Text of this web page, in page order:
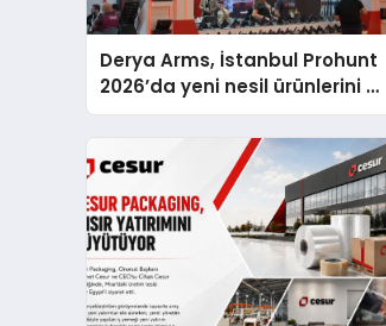
Derya Arms, İstanbul Prohunt
2026’da yeni nesil ürünlerini ve
global marka vizyonunu